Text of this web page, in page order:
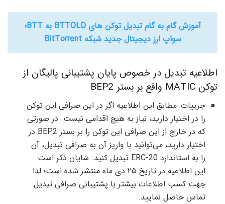
آموزش گام به گام تبدیل توکن های BTTOLD به BTT؛
سواپ ارز دیجیتال جدید شبکه BitTorrent
اطلاعیه تبدیل در خصوص پایان پشتیبانی پالیگان از
توکن MATIC واقع بر بستر BEP2
جزییات: مطابق این اطلاعیه اگر در این صرافی این توکن
را در اختیار دارید، نیاز به هیچ اقدامی نیست. در صورتی
که در خارج از این صرافی این توکن را بر بستر BEP2 در
اختیار دارید، می‌توانید با واریز آن به صرافی تبدیل، آن
را به استاندارد ERC-20 تبدیل کنید. شایان ذکر است
این اطلاعیه در تاریخ ۲۵ دی ماه منتشر شده است؛ لذا
جهت کسب اطلاعات بیشتر با پشتیبانی صرافی تبدیل
تماس حاصل نمایید.